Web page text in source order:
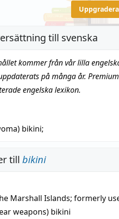
till svenska
kommer från vår lilla
på många år.
engelska lexikon.
bikini;
till bikini
Marshall Islands; formerly
weapons) bikini